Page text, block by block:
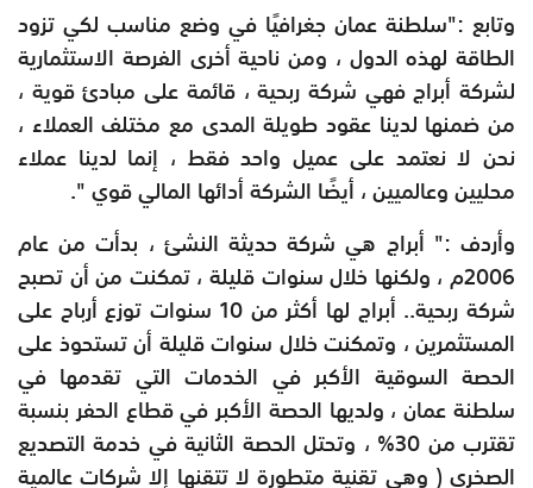
وتابع :"سلطنة عمان جغرافيًا في وضع مناسب لكي تزود
الطاقة لهذه الدول ، ومن ناحية أخرى الفرصة الاستثمارية
لشركة أبراج فهي شركة ربحية ، قائمة على مبادئ قوية ،
من ضمنها لدينا عقود طويلة المدى مع مختلف العملاء ،
نحن لا نعتمد على عميل واحد فقط ، إنما لدينا عملاء
محليين وعالميين ، أيضًا الشركة أدائها المالي قوي ".
وأردف :" أبراج هي شركة حديثة النشئ ، بدأت من عام
2006م ، ولكنها خلال سنوات قليلة ، تمكنت من أن تصبح
شركة ربحية.. أبراج لها أكثر من 10 سنوات توزع أرباح على
المستثمرين ، وتمكنت خلال سنوات قليلة أن تستحوذ على
الحصة السوقية الأكبر في الخدمات التي تقدمها في
سلطنة عمان ، ولديها الحصة الأكبر في قطاع الحفر بنسبة
تقترب من 30% ، وتحتل الحصة الثانية في خدمة التصديع
الصخري ( وهي تقنية متطورة لا تتقنها إلا شركات عالمية